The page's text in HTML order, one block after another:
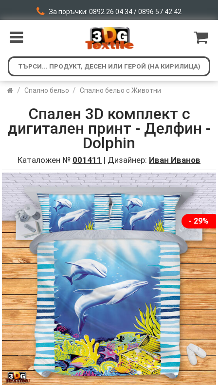
За поръчки: 0892 26 04 34 / 0896 57 42 42
/ Спално бельо / Спално бельо с Животни
Спален 3D комплект с
дигитален принт - Делфин -
Dolphin
Каталожен № 001411 | Дизайнер: Иван Иванов
- 29%